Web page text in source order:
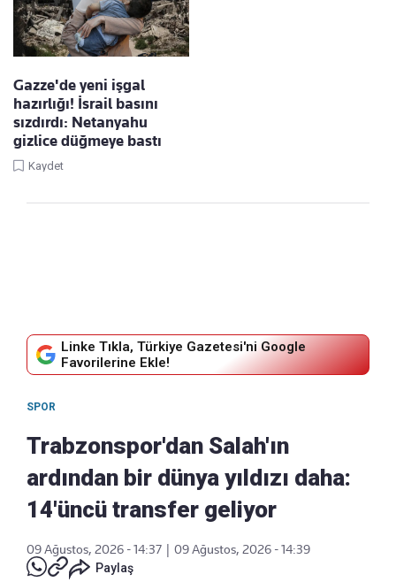
Gazze'de yeni işgal
hazırlığı! İsrail basını
sızdırdı: Netanyahu
gizlice düğmeye bastı
Kaydet
Linke Tıkla, Türkiye Gazetesi'ni Google
Favorilerine Ekle!
SPOR
Trabzonspor'dan Salah'ın
ardından bir dünya yıldızı daha:
14'üncü transfer geliyor
09 Ağustos, 2026 - 14:37
09 Ağustos, 2026 - 14:39
Paylaş